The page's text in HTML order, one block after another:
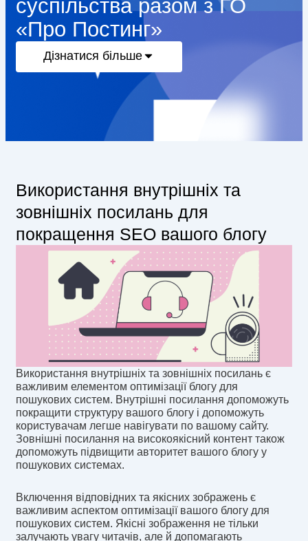
суспільства разом з ГО
«Про Постинг»
Дізнатися більше
Використання внутрішніх та
зовнішніх посилань для
покращення SEO вашого блогу
Використання внутрішніх та зовнішніх посилань є
важливим елементом оптимізації блогу для
пошукових систем. Внутрішні посилання допоможуть
покращити структуру вашого блогу і допоможуть
користувачам легше навігувати по вашому сайту.
Зовнішні посилання на високоякісний контент також
допоможуть підвищити авторитет вашого блогу у
пошукових системах.
Включення відповідних та якісних зображень є
важливим аспектом оптимізації вашого блогу для
пошукових систем. Якісні зображення не тільки
залучають увагу читачів, але й допомагають